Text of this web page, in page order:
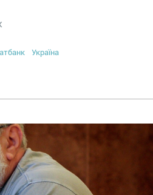
Україна